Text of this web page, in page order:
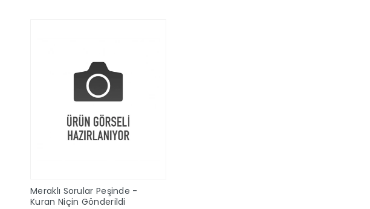
Meraklı Sorular Peşinde -
Kuran Niçin Gönderildi